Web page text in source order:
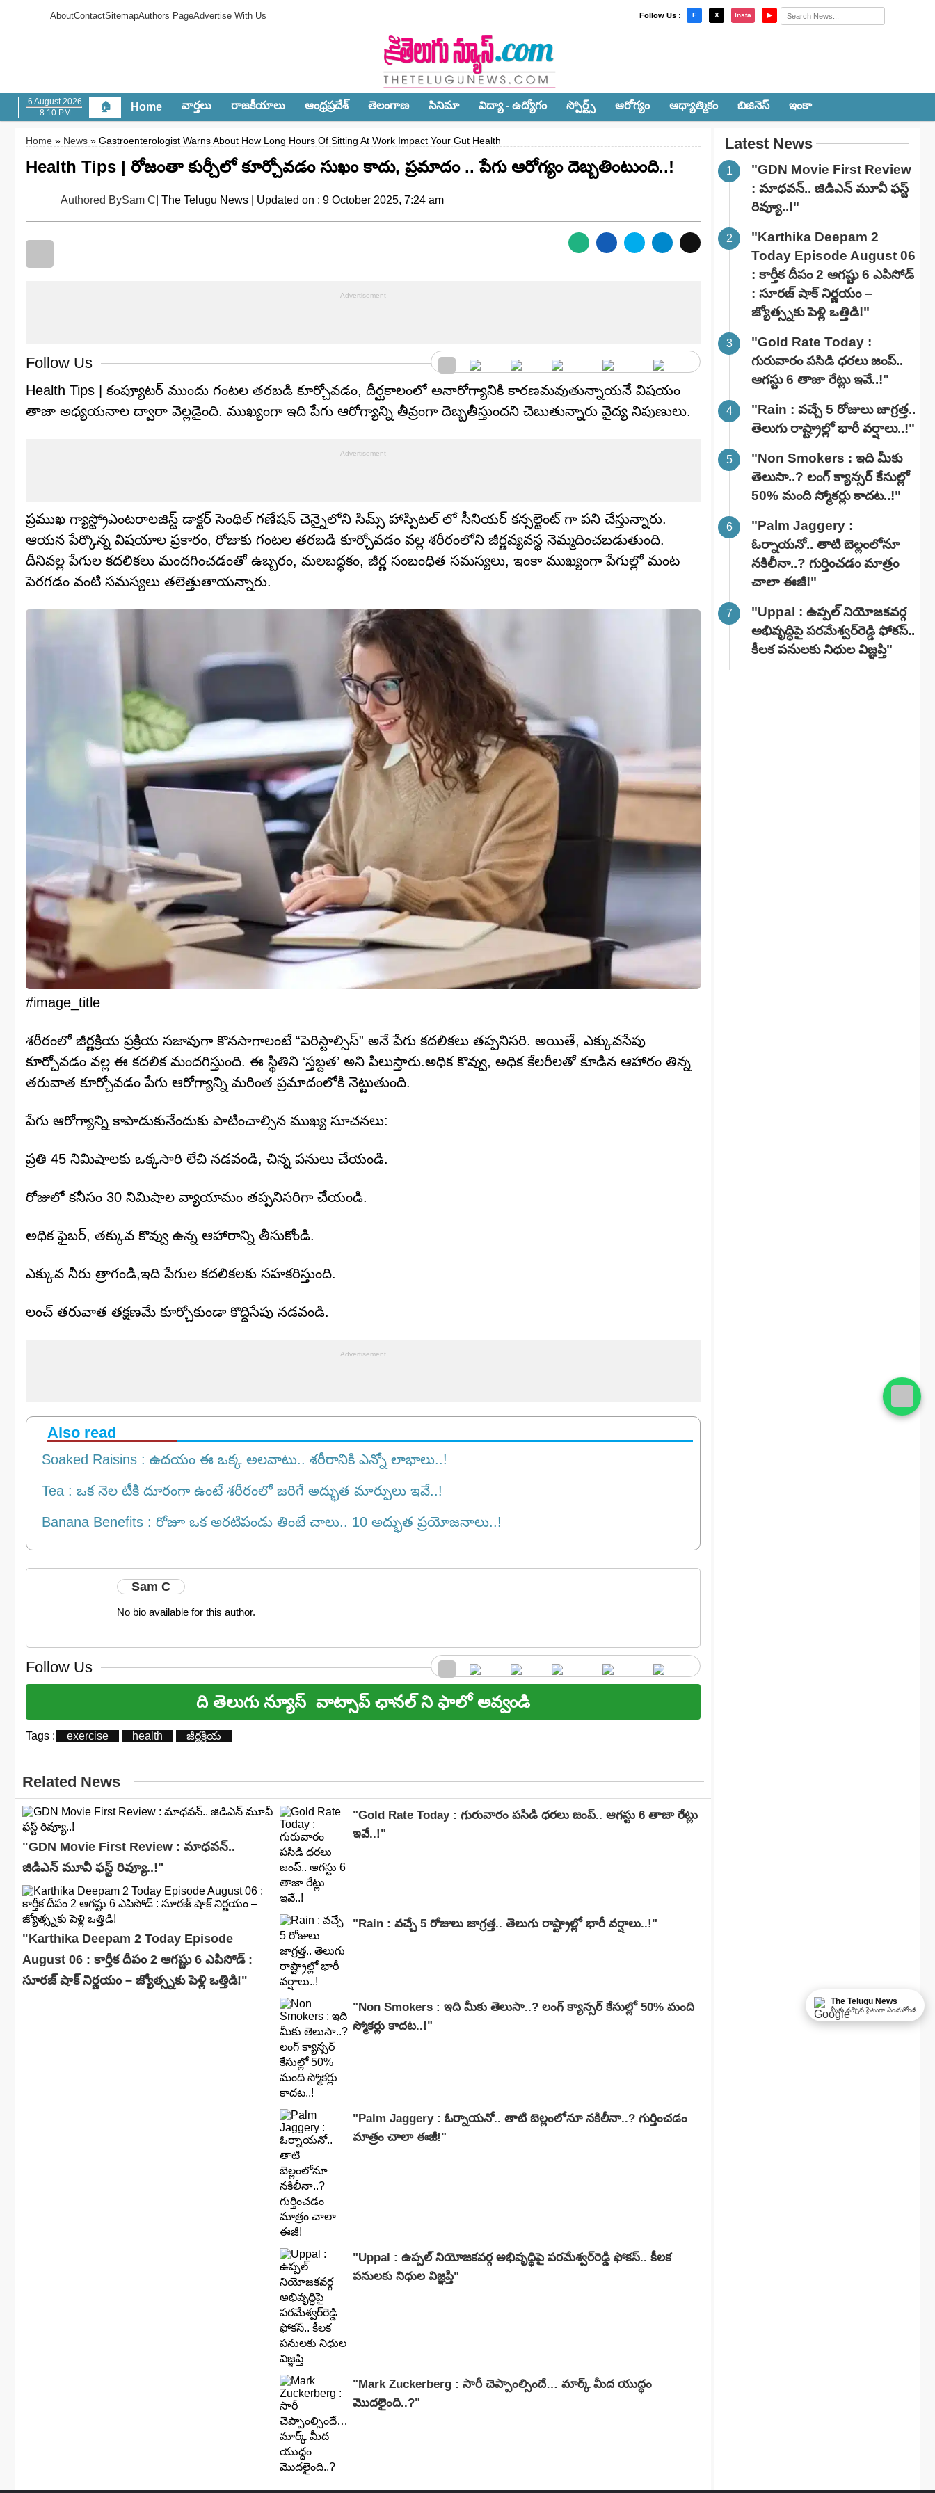
AboutContactSitemapAuthors PageAdvertise With Us Follow Us : F X Insta ▶
6 August 2026
8:10 PM
🏠 Home వార్త‌లు రాజ‌కీయాలు ఆంధ్ర‌ప్ర‌దేశ్‌ తెలంగాణ‌ సినిమా విద్యా - ఉద్యోగం స్పోర్ట్స్‌ ఆరోగ్యం ఆధ్యాత్మికం బిజినెస్ ఇంకా
Home » News » Gastroenterologist Warns About How Long Hours Of Sitting At Work Impact Your Gut Health
Health Tips | రోజంతా కుర్చీలో కూర్చోవడం సుఖం కాదు, ప్రమాదం .. పేగు ఆరోగ్యం దెబ్బ‌తింటుంది..!
Authored BySam C | The Telugu News | Updated on : 9 October 2025, 7:24 am
Follow Us
Health Tips | కంప్యూటర్ ముందు గంటల తరబడి కూర్చోవడం, దీర్ఘకాలంలో అనారోగ్యానికి కారణమవుతున్నాయనే విషయం
తాజా అధ్యయనాల ద్వారా వెల్లడైంది. ముఖ్యంగా ఇది పేగు ఆరోగ్యాన్ని తీవ్రంగా దెబ్బతీస్తుందని చెబుతున్నారు వైద్య నిపుణులు.
ప్రముఖ గ్యాస్ట్రోఎంటరాలజిస్ట్ డాక్టర్ సెంథిల్ గణేషన్ చెన్నైలోని సిమ్స్ హాస్పిటల్ లో సీనియర్ కన్సల్టెంట్ గా పని చేస్తున్నారు.
ఆయన పేర్కొన్న విషయాల ప్రకారం, రోజుకు గంటల తరబడి కూర్చోవడం వల్ల శరీరంలోని జీర్ణవ్యవస్థ నెమ్మదించబడుతుంది.
దీనివల్ల పేగుల కదలికలు మందగించడంతో ఉబ్బరం, మలబద్ధకం, జీర్ణ సంబంధిత సమస్యలు, ఇంకా ముఖ్యంగా పేగుల్లో మంట
పెరగడం వంటి సమస్యలు తలెత్తుతాయన్నారు.
#image_title
శరీరంలో జీర్ణక్రియ ప్రక్రియ సజావుగా కొనసాగాలంటే “పెరిస్టాల్సిస్” అనే పేగు కదలికలు తప్పనిసరి. అయితే, ఎక్కువసేపు
కూర్చోవడం వల్ల ఈ కదలిక మందగిస్తుంది. ఈ స్థితిని ‘స్తబ్దత’ అని పిలుస్తారు.అధిక కొవ్వు, అధిక కేలరీలతో కూడిన ఆహారం తిన్న‌
తరువాత కూర్చోవడం పేగు ఆరోగ్యాన్ని మరింత ప్రమాదంలోకి నెట్టుతుంది.
పేగు ఆరోగ్యాన్ని కాపాడుకునేందుకు పాటించాల్సిన ముఖ్య సూచనలు:
ప్రతి 45 నిమిషాలకు ఒక్కసారి లేచి నడవండి, చిన్న పనులు చేయండి.
రోజులో కనీసం 30 నిమిషాల వ్యాయామం తప్పనిసరిగా చేయండి.
అధిక ఫైబర్, తక్కువ కొవ్వు ఉన్న ఆహారాన్ని తీసుకోండి.
ఎక్కువ నీరు త్రాగండి,ఇది పేగుల కదలికలకు సహకరిస్తుంది.
లంచ్ తరువాత తక్షణమే కూర్చోకుండా కొద్దిసేపు నడవండి.
Also read
Soaked Raisins : ఉదయం ఈ ఒక్క అలవాటు.. శరీరానికి ఎన్నో లాభాలు..!
Tea : ఒక నెల టీకి దూరంగా ఉంటే శరీరంలో జరిగే అద్భుత మార్పులు ఇవే..!
Banana Benefits : రోజూ ఒక అరటిపండు తింటే చాలు.. 10 అద్భుత ప్రయోజనాలు..!
Sam C
No bio available for this author.
Follow Us
ది తెలుగు న్యూస్ వాట్సాప్ ఛానల్ ని ఫాలో అవ్వండి
Tags : exercise health జీర్ణక్రియ
Related News
"GDN Movie First Review : మాధవన్..
జిడిఎన్ మూవీ ఫ‌స్ట్ రివ్యూ..!"
"Karthika Deepam 2 Today Episode
August 06 : కార్తీక దీపం 2 ఆగష్టు 6 ఎపిసోడ్ :
సూరజ్ షాక్ నిర్ణయం – జ్యోత్స్నకు పెళ్లి ఒత్తిడి!"
"Gold Rate Today : గురువారం పసిడి ధరలు జంప్.. ఆగస్టు 6 తాజా రేట్లు
ఇవే..!"
"Rain : వచ్చే 5 రోజులు జాగ్రత్త.. తెలుగు రాష్ట్రాల్లో భారీ వ‌ర్షాలు..!"
"Non Smokers : ఇది మీకు తెలుసా..? లంగ్ క్యాన్సర్ కేసుల్లో 50% మంది
స్మోకర్లు కాదట..!"
"Palm Jaggery : ఓర్నాయనో.. తాటి బెల్లంలోనూ నకిలీనా..? గుర్తించడం
మాత్రం చాలా ఈజీ!"
"Uppal : ఉప్పల్ నియోజకవర్గ అభివృద్ధిపై పరమేశ్వర్‌రెడ్డి ఫోకస్.. కీలక
పనులకు నిధుల విజ్ఞప్తి"
"Mark Zuckerberg : సారీ చెప్పాంల్సిందే… మార్క్ మీద యుద్ధం
మొదలైంది..?"
Latest News
"GDN Movie First Review
: మాధవన్.. జిడిఎన్ మూవీ ఫ‌స్ట్
రివ్యూ..!"
"Karthika Deepam 2
Today Episode August 06
: కార్తీక దీపం 2 ఆగష్టు 6 ఎపిసోడ్
: సూరజ్ షాక్ నిర్ణయం –
జ్యోత్స్నకు పెళ్లి ఒత్తిడి!"
"Gold Rate Today :
గురువారం పసిడి ధరలు జంప్..
ఆగస్టు 6 తాజా రేట్లు ఇవే..!"
"Rain : వచ్చే 5 రోజులు జాగ్రత్త..
తెలుగు రాష్ట్రాల్లో భారీ వ‌ర్షాలు..!"
"Non Smokers : ఇది మీకు
తెలుసా..? లంగ్ క్యాన్సర్ కేసుల్లో
50% మంది స్మోకర్లు కాదట..!"
"Palm Jaggery :
ఓర్నాయనో.. తాటి బెల్లంలోనూ
నకిలీనా..? గుర్తించడం మాత్రం
చాలా ఈజీ!"
"Uppal : ఉప్పల్ నియోజకవర్గ
అభివృద్ధిపై పరమేశ్వర్‌రెడ్డి ఫోకస్..
కీలక పనులకు నిధుల విజ్ఞప్తి"
The Telugu News
మీకు నచ్చిన సైటుగా ఎంచుకోండి